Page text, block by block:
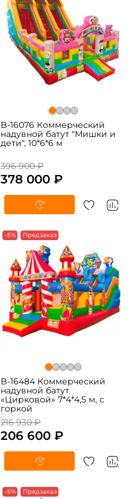
B-16076 Коммерческий
надувной батут "Мишки и
дети", 10*6*6 м
396 900 ₽
378 000 ₽
-5% Предзаказ
B-16484 Коммерческий
надувной батут
«Цирковой» 7*4*4,5 м, с
горкой
216 930 ₽
206 600 ₽
-5% Предзаказ